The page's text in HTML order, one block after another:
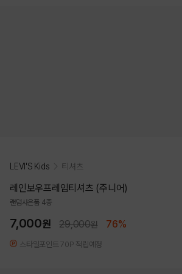
LEVI'S Kids 티셔츠
레인보우프레임티셔츠 (주니어)
랜덤사은품 4종
7,000원 29,000원 76%
스타일포인트 70P 적립예정